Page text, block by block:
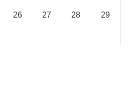
26 27 28 29